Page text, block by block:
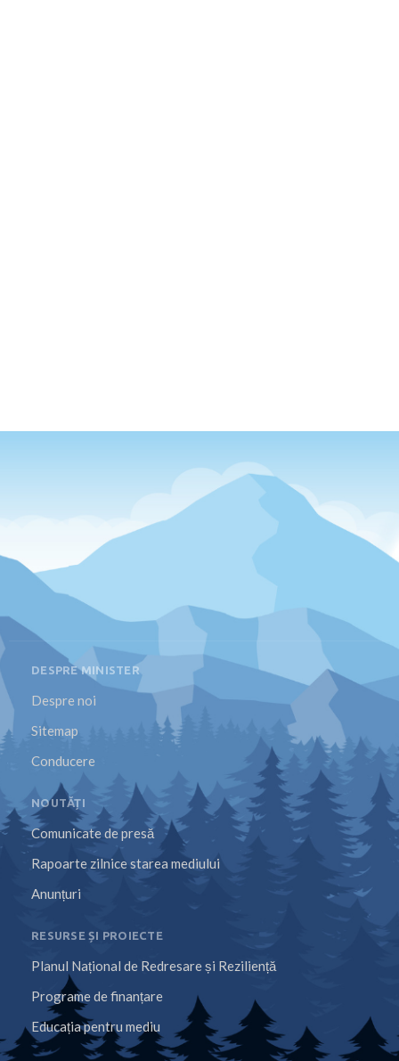
DESPRE MINISTER
Despre noi
Sitemap
Conducere
NOUTĂȚI
Comunicate de presă
Rapoarte zilnice starea mediului
Anunțuri
RESURSE ȘI PROIECTE
Planul Național de Redresare și Reziliență
Programe de finanțare
Educația pentru mediu